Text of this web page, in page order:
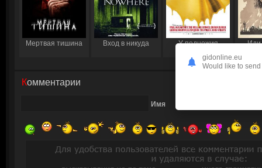
Мертвая тишина Вход в никуда
У подножия
Иди
Комментарии
Имя
gidonline.eu
Would like to